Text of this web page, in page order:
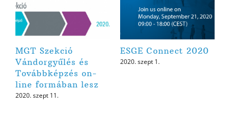
MGT Szekció
Vándorgyűlés és
Továbbképzés on-
line formában lesz
2020. szept 11.
ESGE Connect 2020
2020. szept 1.